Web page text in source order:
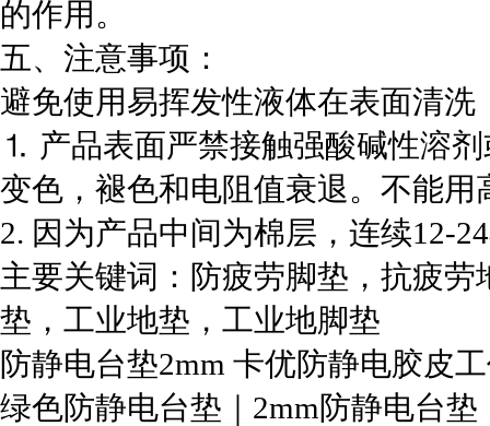
的作用。
五、注意事项：
避免使用易挥发性液体在表面清洗
⒈ 产品表面严禁接触强酸碱性溶
变色，褪色和电阻值衰退。不能
2. 因为产品中间为棉层，连续12-
主要关键词：防疲劳脚垫，抗疲
垫，工业地垫，工业地脚垫
防静电台垫2mm 卡优防静电胶皮
绿色防静电台垫｜2mm防静电台